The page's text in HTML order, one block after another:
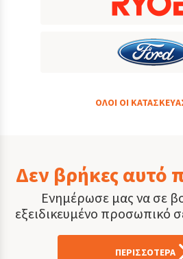
ΟΛOI ΟΙ
Δεν βρήκες αυτό
Ενημέρωσε μας να σε
εξειδικευμένο προσωπικό
ΠΕΡΙΣΣΟΤΕΡΑ